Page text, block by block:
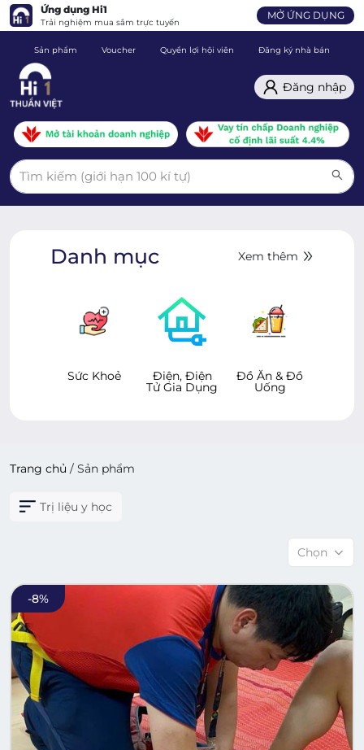
Ứng dụng Hi1
Trải nghiệm mua sắm trực tuyến
MỞ ỨNG DỤNG
Sản phẩm Voucher Quyền lợi hội viên Đăng ký nhà bán
Đăng nhập
Danh mục Xem thêm
Sức Khoẻ Điện, Điện
Tử Gia Dụng
Đồ Ăn & Đồ
Uống
Trang chủ / Sản phẩm
Trị liệu y học
Chọn
-8%